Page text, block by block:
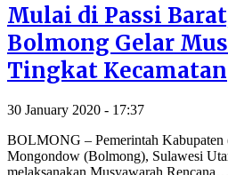
Mulai di Passi
Bolmong Gelar
Tingkat Kecamatan
30 January 2020 - 17:37
BOLMONG – Pemerintah Kabupaten
Mongondow (Bolmong), Sulawesi
melaksanakan Musyawarah Rencana…